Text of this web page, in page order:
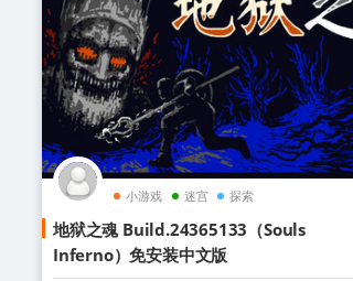
小游戏 迷宫 探索
地狱之魂 Build.24365133（Souls
Inferno）免安装中文版